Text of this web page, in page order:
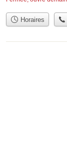
Horaires